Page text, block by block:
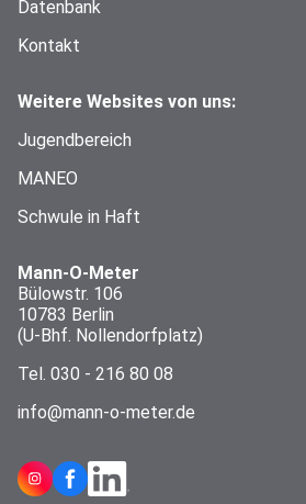
Datenbank
Kontakt
Weitere Websites von uns:
Jugendbereich
MANEO
Schwule in Haft
Mann-O-Meter
Bülowstr. 106
10783 Berlin
(U-Bhf. Nollendorfplatz)
Tel. 030 - 216 80 08
info@mann-o-meter.de